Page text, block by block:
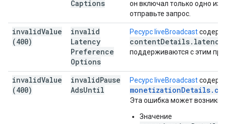
Captions
он включал только одно из
отправьте запрос.
invalidValue
(400)
invalid
Latency
Preference
Options
Ресурс liveBroadcast
contentDetails. latency
поддерживаются с этим
invalidValue
(400)
invalidPause
AdsUntil
Ресурс liveBroadcast
monetizationDetails.
Эта ошибка может
Значение